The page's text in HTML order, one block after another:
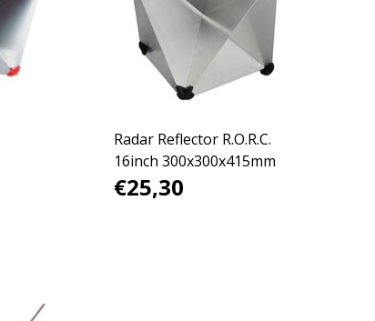
Radar Reflector R.O.R.C.
16inch 300x300x415mm
€25,30